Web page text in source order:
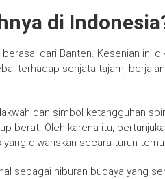
di
dari Banten. Kesenian ini
terhadap senjata tajam,
dan simbol ketangguhan
berat. Oleh karena itu,
diwariskan secara turun-
sebagai hiburan budaya yang